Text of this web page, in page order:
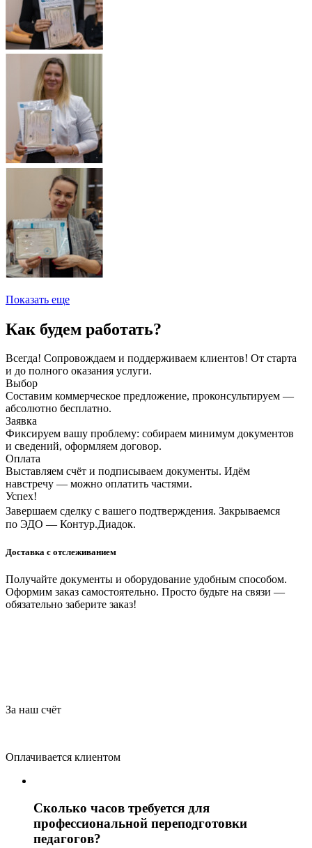
Показать еще
Как будем работать?
Всегда! Сопровождаем и поддерживаем клиентов! От старта
и до полного оказания услуги.
Выбор
Составим коммерческое предложение, проконсультируем —
абсолютно бесплатно.
Заявка
Фиксируем вашу проблему: собираем минимум документов
и сведений, оформляем договор.
Оплата
Выставляем счёт и подписываем документы. Идём
навстречу — можно оплатить частями.
Успех!
Завершаем сделку с вашего подтверждения. Закрываемся
по ЭДО — Контур.Диадок.
Доставка с отслеживанием
Получайте документы и оборудование удобным способом.
Оформим заказ самостоятельно. Просто будьте на связи —
обязательно заберите заказ!
За наш счёт
Оплачивается клиентом
Сколько часов требуется для
профессиональной переподготовки
педагогов?